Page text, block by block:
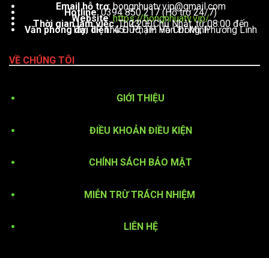
Email hỗ trợ:bongnhuatv.vip@gmail.com
Hotline: 0394 850 217 (Hỗ trợ 24/7)
Website:https://bongnhuatv.vip/
Thời gian làm việc : Thứ 2 – Chủ Nhật, từ 08:00 đến 23:00
Văn phòng đại diện: 451 Phạm Văn Đồng, Phường Linh Tây, TP. Thủ Đức, TP. Hồ Chí Minh
VỀ CHÚNG TÔI
GIỚI THIỆU
ĐIỀU KHOẢN ĐIỀU KIỆN
CHÍNH SÁCH BẢO MẬT
MIỄN TRỪ TRÁCH NHIỆM
LIÊN HỆ